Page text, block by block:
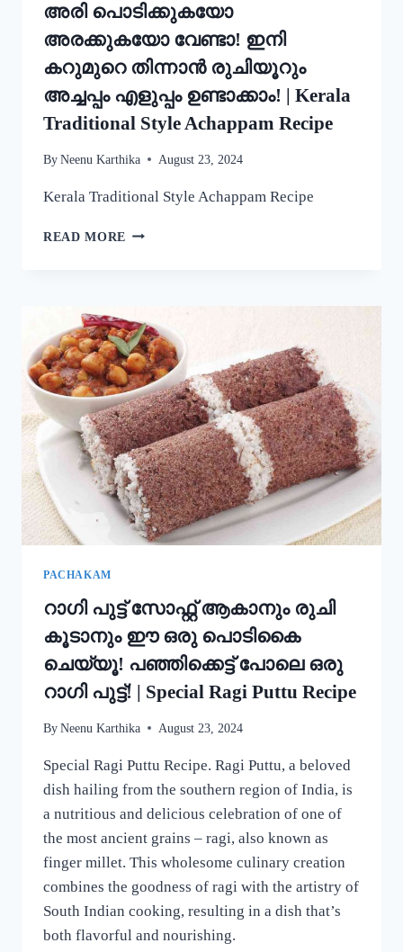
അരി പൊടിക്കുകയോ
അരക്കുകയോ വേണ്ടാ! ഇനി
കറുമുറെ തിന്നാൻ രുചിയൂറും
അച്ചപ്പം എളുപ്പം ഉണ്ടാക്കാം! | Kerala
Traditional Style Achappam Recipe
By Neenu Karthika August 23, 2024
Kerala Traditional Style Achappam Recipe
READ MORE അരി
കറുമുറെ
തിന്നാൻ
രുചിയൂറും
അച്ചപ്പം
എളുപ്പം
ഉണ്ടാക്കാം!
|
KERALA
TRADITIONAL
STYLE
ACHAPPAM
RECIPE
PACHAKAM
റാഗി പുട്ട് സോഫ്റ്റ് ആകാനും രുചി
കൂടാനും ഈ ഒരു പൊടികൈ
ചെയ്യൂ! പഞ്ഞിക്കെട്ട് പോലെ ഒരു
റാഗി പുട്ട്! | Special Ragi Puttu Recipe
By Neenu Karthika August 23, 2024
Special Ragi Puttu Recipe. Ragi Puttu, a beloved
dish hailing from the southern region of India, is
a nutritious and delicious celebration of one of
the most ancient grains – ragi, also known as
finger millet. This wholesome culinary creation
combines the goodness of ragi with the artistry of
South Indian cooking, resulting in a dish that’s
both flavorful and nourishing.